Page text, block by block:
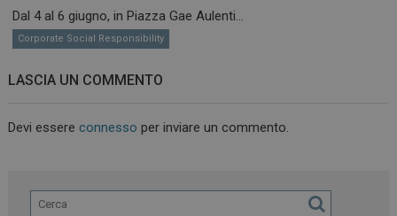
Dal 4 al 6 giugno, in Piazza Gae Aulenti...
Corporate Social Responsibility
LASCIA UN COMMENTO
Devi essereconnesso per inviare un commento.